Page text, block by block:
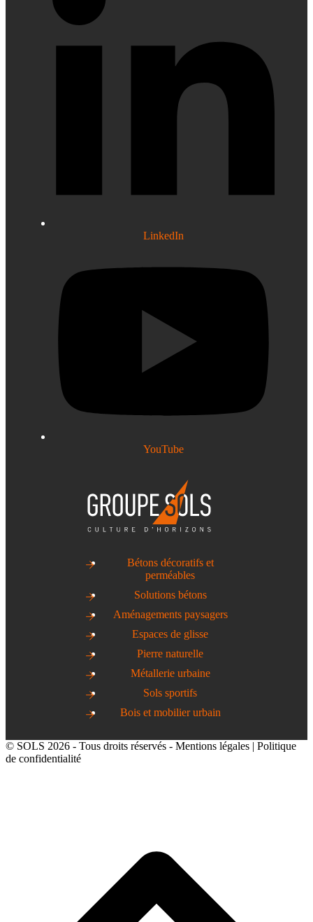
LinkedIn
YouTube
Bétons décoratifs et
perméables
Solutions bétons
Aménagements paysagers
Espaces de glisse
Pierre naturelle
Métallerie urbaine
Sols sportifs
Bois et mobilier urbain
© SOLS 2026 - Tous droits réservés - Mentions légales | Politique
de confidentialité